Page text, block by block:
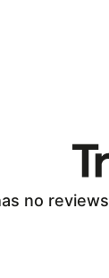
no reviews